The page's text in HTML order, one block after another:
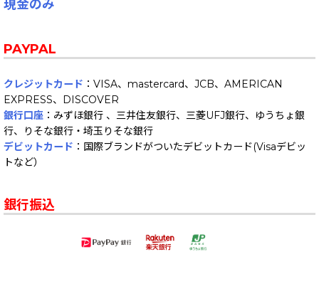
現金のみ
PAYPAL
クレジットカード ：VISA、mastercard、JCB、AMERICAN
EXPRESS、DISCOVER
銀行口座 ：みずほ銀行 、三井住友銀行、三菱UFJ銀行、ゆうちょ銀
行、りそな銀行・埼玉りそな銀行
デビットカード ：国際ブランドがついたデビットカード(Visaデビッ
トなど）
銀行振込